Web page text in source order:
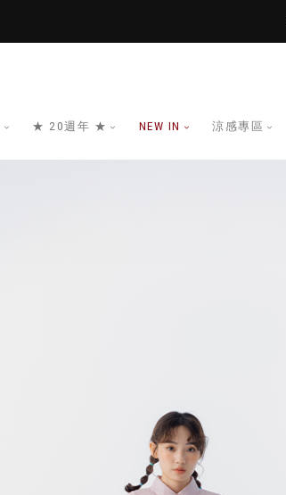
★ 20週年 ★ NEW IN 涼感專區